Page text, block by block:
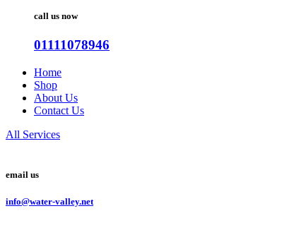
call us now
01111078946
Home
Shop
About Us
Contact Us
All Services
email us
info@water-valley.net